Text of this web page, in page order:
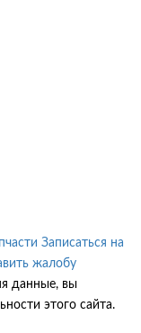
Записаться на
жалобу
данные, вы
этого сайта.